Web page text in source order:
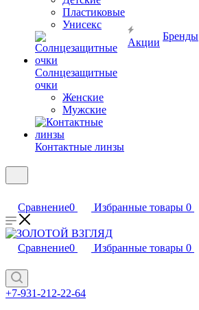
Пластиковые
Унисекс
Солнцезащитные
очки
Женские
Мужские
Контактные линзы
Акции
Бренды
Сравнение0 Избранные товары 0
Сравнение0 Избранные товары 0
+7-931-212-22-64